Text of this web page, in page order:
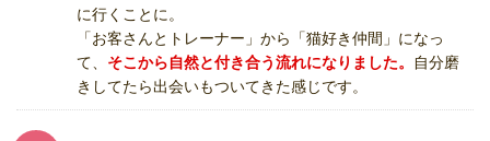
に行くことに。
「お客さんとトレーナー」から「猫好き仲間」になっ
て、 そこから自然と付き合う流れになりました。
自分磨
きしてたら出会いもついてきた感じです。